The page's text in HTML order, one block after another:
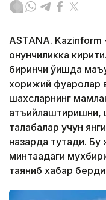
ASTANA. Kazinform
қонунчиликка
биринчи ўқишда
хорижий фуқаролар
шахсларнинг
талабалар учун
назарда тутади. Бу
минтақадаги
таяниб хабар